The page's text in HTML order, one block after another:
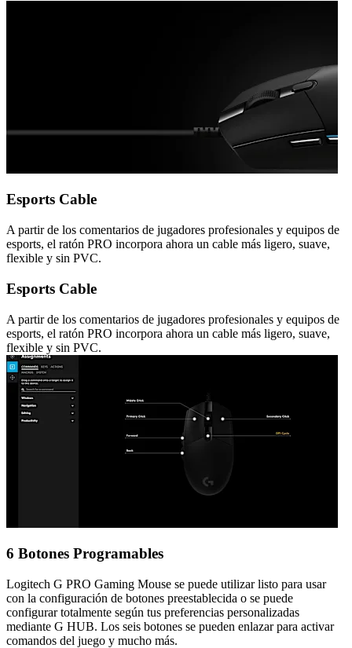
Esports Cable
A partir de los comentarios de jugadores profesionales y equipos de
esports, el ratón PRO incorpora ahora un cable más ligero, suave,
flexible y sin PVC.
Esports Cable
A partir de los comentarios de jugadores profesionales y equipos de
esports, el ratón PRO incorpora ahora un cable más ligero, suave,
flexible y sin PVC.
6 Botones Programables
Logitech G PRO Gaming Mouse se puede utilizar listo para usar
con la configuración de botones preestablecida o se puede
configurar totalmente según tus preferencias personalizadas
mediante G HUB. Los seis botones se pueden enlazar para activar
comandos del juego y mucho más.